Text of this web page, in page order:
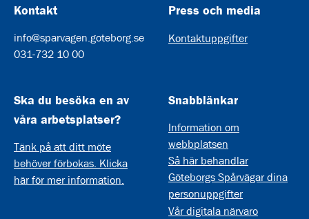
Kontakt
info@sparvagen.goteborg.se
031-732 10 00
Press och media
Kontaktuppgifter
Ska du besöka en av
våra arbetsplatser?
Tänk på att ditt möte
behöver förbokas. Klicka
här för mer information.
Snabblänkar
Information om
webbplatsen
Så här behandlar
Göteborgs Spårvägar dina
personuppgifter
Vår digitala närvaro